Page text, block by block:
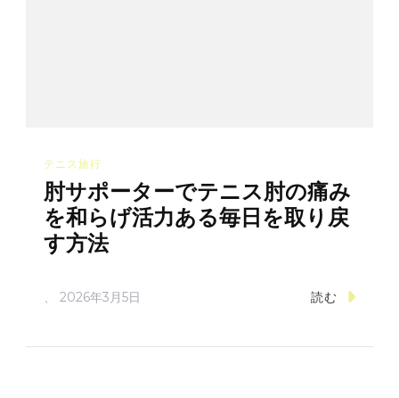
テニス旅行
肘サポーターでテニス肘の痛み
を和らげ活力ある毎日を取り戻
す方法
、 2026年3月5日 読む